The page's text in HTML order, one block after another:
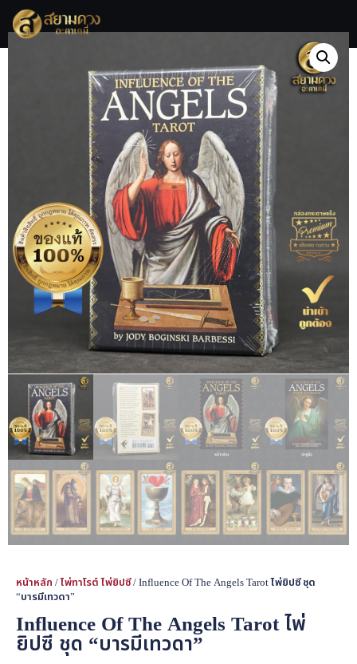
หน้าหลัก /ไพ่ทาโรต์ ไพ่ยิปซี/ Influence Of The Angels Tarot ไพ่ยิปซี ชุด
“บารมีเทวดา”
Influence Of The Angels Tarot ไพ่
ยิปซี ชุด “บารมีเทวดา”